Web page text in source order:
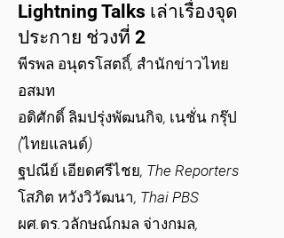
Lightning Talks เล่าเรื่องจุด
ประกาย ช่วงที่ 2
พีรพล อนุตรโสตถิ์, สำนักข่าวไทย
อสมท
อดิศักดิ์ ลิมปรุ่งพัฒนกิจ, เนชั่น กรุ๊ป
(ไทยแลนด์)
ฐปณีย์ เอียดศรีไชย, The Reporters
โสภิต หวังวิวัฒนา, Thai PBS
ผศ.ดร.วลักษณ์กมล จ่างกมล,